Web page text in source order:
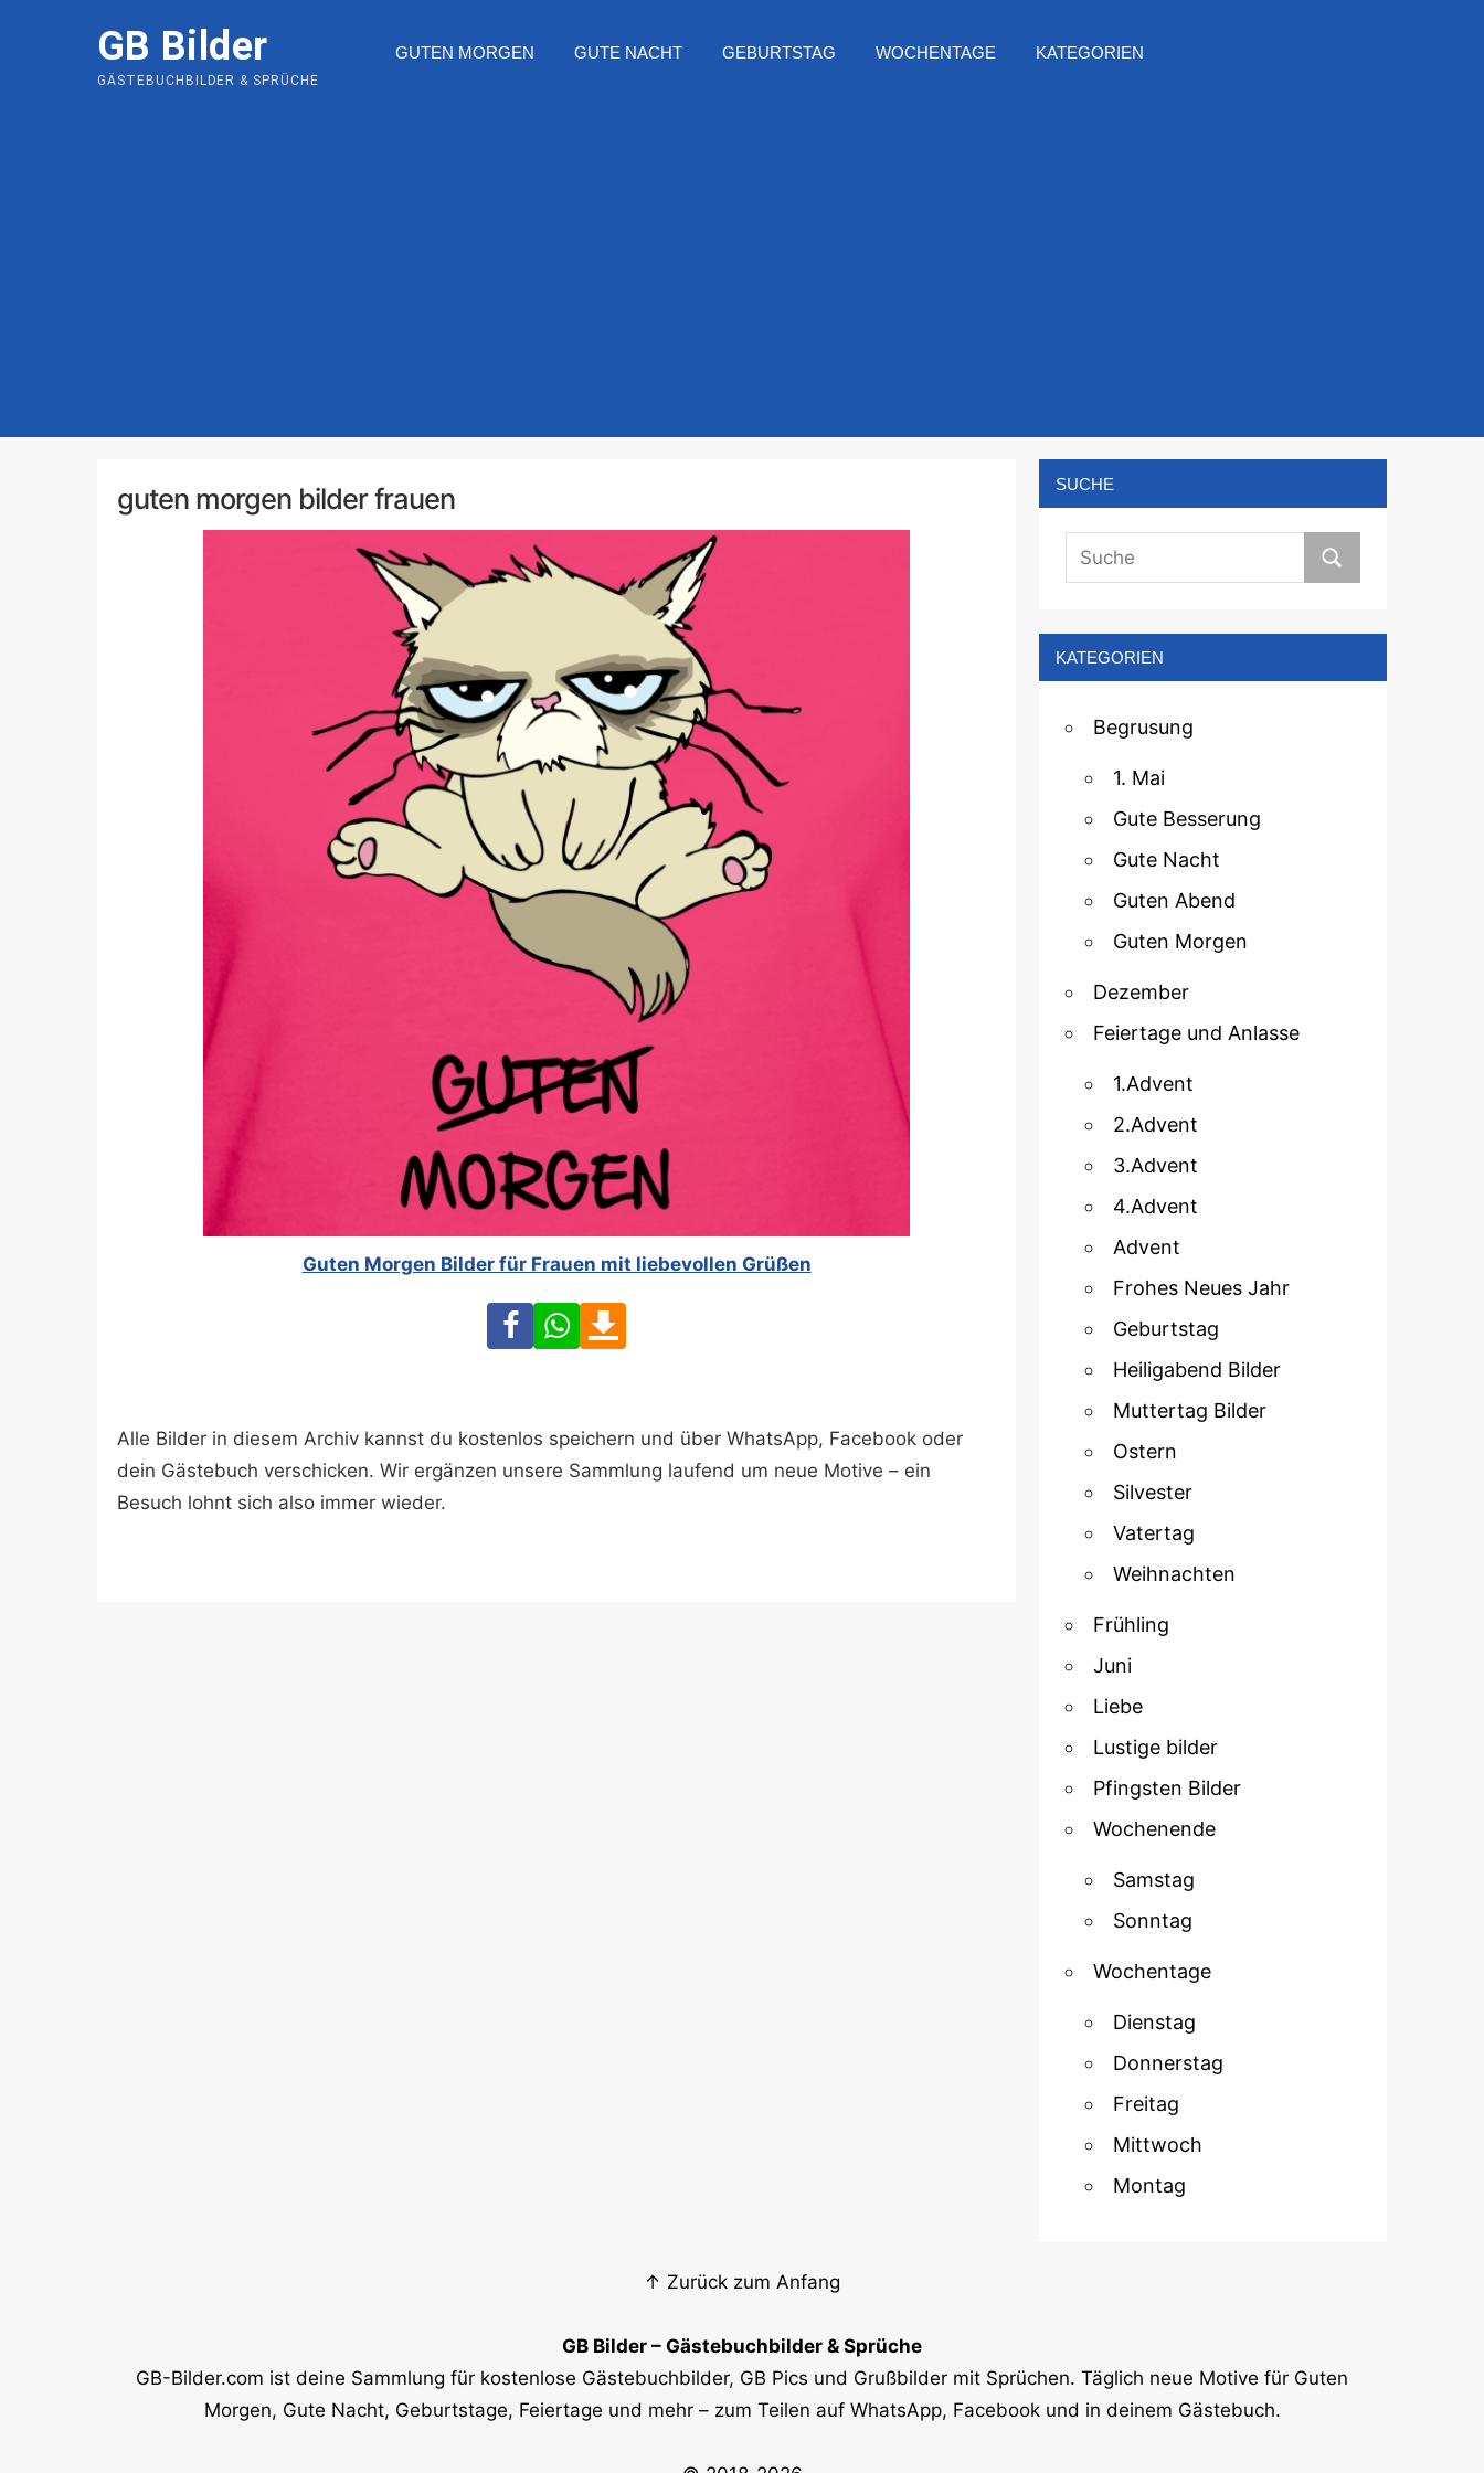
GB Bilder
GÄSTEBUCHBILDER & SPRÜCHE
GUTEN MORGEN GUTE NACHT GEBURTSTAG WOCHENTAGE KATEGORIEN
guten morgen bilder frauen
Guten Morgen Bilder für Frauen mit liebevollen Grüßen
FacebookWhatsApp
Alle Bilder in diesem Archiv kannst du kostenlos speichern und über WhatsApp, Facebook oder
dein Gästebuch verschicken. Wir ergänzen unsere Sammlung laufend um neue Motive – ein
Besuch lohnt sich also immer wieder.
SUCHE
KATEGORIEN
Begrusung
1. Mai
Gute Besserung
Gute Nacht
Guten Abend
Guten Morgen
Dezember
Feiertage und Anlasse
1.Advent
2.Advent
3.Advent
4.Advent
Advent
Frohes Neues Jahr
Geburtstag
Heiligabend Bilder
Muttertag Bilder
Ostern
Silvester
Vatertag
Weihnachten
Frühling
Juni
Liebe
Lustige bilder
Pfingsten Bilder
Wochenende
Samstag
Sonntag
Wochentage
Dienstag
Donnerstag
Freitag
Mittwoch
Montag
↑ Zurück zum Anfang
GB Bilder – Gästebuchbilder & Sprüche
GB-Bilder.com ist deine Sammlung für kostenlose Gästebuchbilder, GB Pics und Grußbilder mit Sprüchen. Täglich neue Motive für Guten
Morgen, Gute Nacht, Geburtstage, Feiertage und mehr – zum Teilen auf WhatsApp, Facebook und in deinem Gästebuch.